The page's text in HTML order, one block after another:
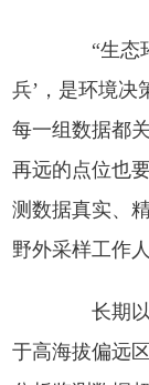
“生态环
兵’，是环境决
每一组数据都
再远的点位也
测数据真实、
野外采样工作
长期以
于高海拔偏远